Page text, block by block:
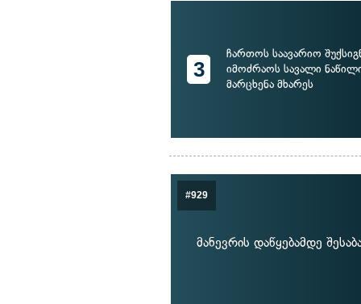
3
ჩართოს საავარიო
იმოძრაოს სავალი
მარცხენა მხარეს
#929
მანევრის დაწყებამდე